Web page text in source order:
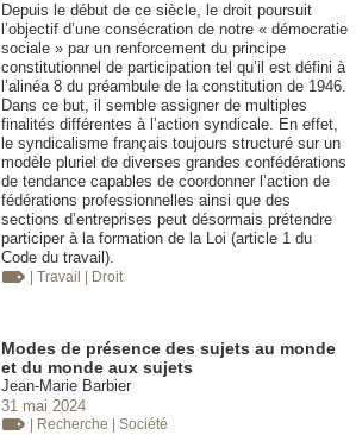
Depuis le début de ce siècle, le droit poursuit
l’objectif d’une consécration de notre « démocratie
sociale » par un renforcement du principe
constitutionnel de participation tel qu’il est défini à
l’alinéa 8 du préambule de la constitution de 1946.
Dans ce but, il semble assigner de multiples
finalités différentes à l’action syndicale. En effet,
le syndicalisme français toujours structuré sur un
modèle pluriel de diverses grandes confédérations
de tendance capables de coordonner l’action de
fédérations professionnelles ainsi que des
sections d’entreprises peut désormais prétendre
participer à la formation de la Loi (article 1 du
Code du travail).
| Travail | Droit
Modes de présence des sujets au monde
et du monde aux sujets
Jean-Marie Barbier
31 mai 2024
| Recherche | Société